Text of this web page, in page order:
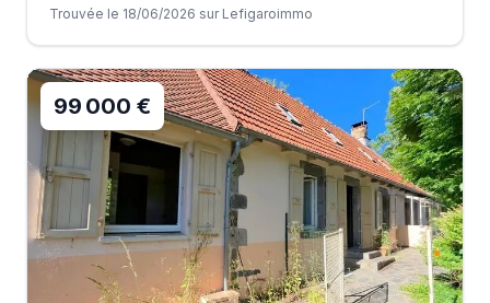
Trouvée le 18/06/2026 sur Lefigaroimmo
99 000 €